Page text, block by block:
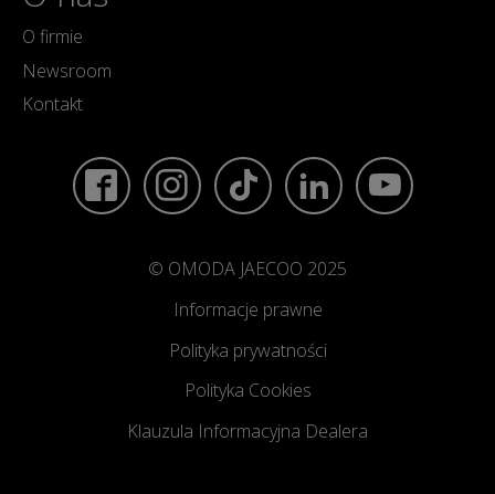
O firmie
Newsroom
Kontakt
© OMODA JAECOO 2025
Informacje prawne
Polityka prywatności
Polityka Cookies
Klauzula Informacyjna Dealera